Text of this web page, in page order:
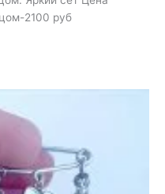
2100 руб